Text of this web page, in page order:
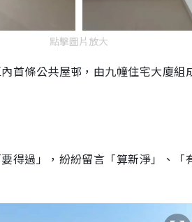
點擊圖片放大
首條公共屋邨，由九幢住宅大廈
得過」，紛紛留言「算新淨」、